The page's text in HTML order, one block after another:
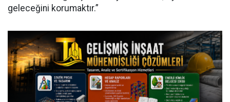
geleceğini korumaktır.”